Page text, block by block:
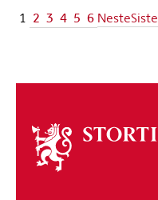
1 2 3 4 5 6 NesteSiste
Om
stortinget